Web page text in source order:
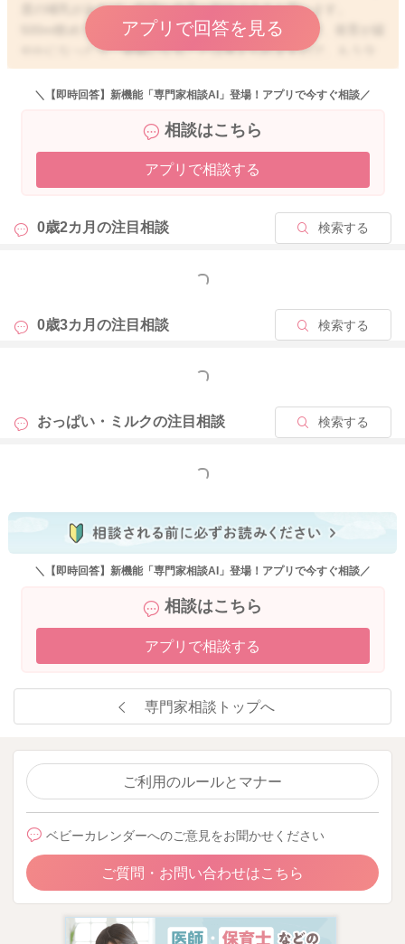
度の哺乳があれば、順調な発育が期待できると思います。
500ml飲めていれば、脱水になることはありませんが、発育が緩
やかになったり、便秘になることは考えられますので、もう少
し飲めると安心ですね。
ありますが、年末年始に入りますから、まずは哺乳回数を増や
すようにしてみてくださいね。
アプリで回答を見る
2023/12/23 19:52
＼【即時回答】新機能「専門家相談AI」登場！アプリで今すぐ相談／
相談はこちら
アプリで相談する
0歳2カ月の注目相談 検索する
もっと見る
0歳3カ月の注目相談 検索する
もっと見る
おっぱい・ミルクの注目相談 検索する
もっと見る
＼【即時回答】新機能「専門家相談AI」登場！アプリで今すぐ相談／
相談はこちら
アプリで相談する
専門家相談トップへ
ご利用のルールとマナー
ベビーカレンダーへのご意見をお聞かせください
ご質問・お問い合わせはこちら